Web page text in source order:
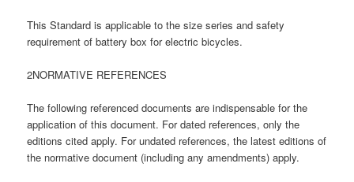
This Standard is applicable to the size series and safety
requirement of battery box for electric bicycles.
2NORMATIVE REFERENCES
The following referenced documents are indispensable for the
application of this document. For dated references, only the
editions cited apply. For undated references, the latest editions of
the normative document (including any amendments) apply.